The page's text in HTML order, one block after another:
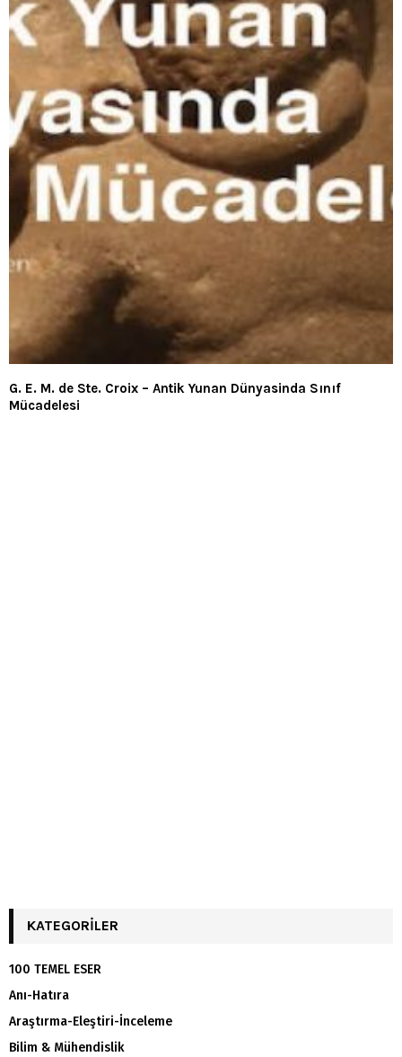
G. E. M. de Ste. Croix – Antik Yunan Dünyasinda Sınıf
Mücadelesi
KATEGORILER
100 TEMEL ESER
Anı-Hatıra
Araştırma-Eleştiri-İnceleme
Bilim & Mühendislik